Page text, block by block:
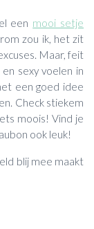
een mooi setje
zou ik, het zit
Maar, feit
sexy voelen in
een goed idee
Check stiekem
moois! Vind je
ook leuk!
blij mee maakt